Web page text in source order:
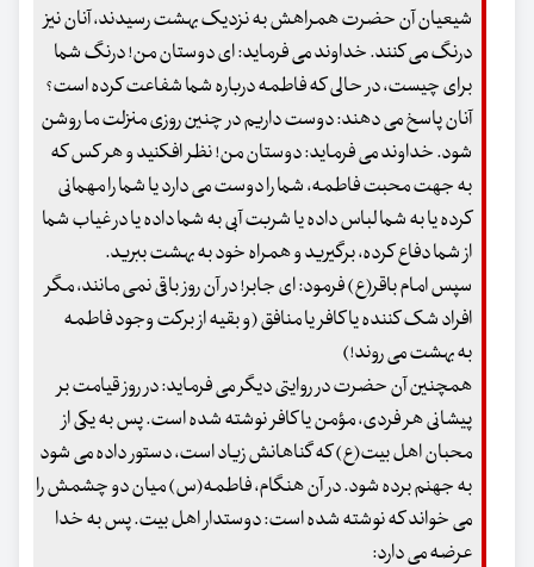
شیعیان آن حضرت همراهش به نزدیک بهشت رسیدند، آنان نیز
درنگ می کنند. خداوند می فرماید: ای دوستان من! درنگ شما
برای چیست، در حالی که فاطمه درباره شما شفاعت کرده است؟
آنان پاسخ می دهند: دوست داریم در چنین روزی منزلت ما روشن
شود. خداوند می فرماید: دوستان من! نظر افکنید و هر کس که
به جهت محبت فاطمه، شما را دوست می دارد یا شما را مهمانی
کرده یا به شما لباس داده یا شربت آبی به شما داده یا در غیاب شما
از شما دفاع کرده، برگیرید و همراه خود به بهشت ببرید.
سپس امام باقر(ع) فرمود: ای جابر! در آن روز باقی نمی مانند، مگر
افراد شک کننده یا کافر یا منافق (و بقیه از برکت وجود فاطمه
به بهشت می روند!)
همچنین آن حضرت در روایتی دیگر می فرماید: در روز قیامت بر
پیشانی هر فردی، مؤمن یا کافر نوشته شده است. پس به یکی از
محبان اهل بیت(ع) که گناهانش زیاد است، دستور داده می شود
به جهنم برده شود. در آن هنگام، فاطمه(س) میان دو چشمش را
می خواند که نوشته شده است: دوستدار اهل بیت. پس به خدا
عرضه می دارد: